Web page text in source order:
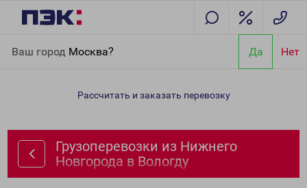
Ваш город Москва? Да Нет
в Вологду
Рассчитать и заказать перевозку
Грузоперевозки из Нижнего
Новгорода в Вологду